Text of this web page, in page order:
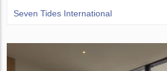
Seven Tides International